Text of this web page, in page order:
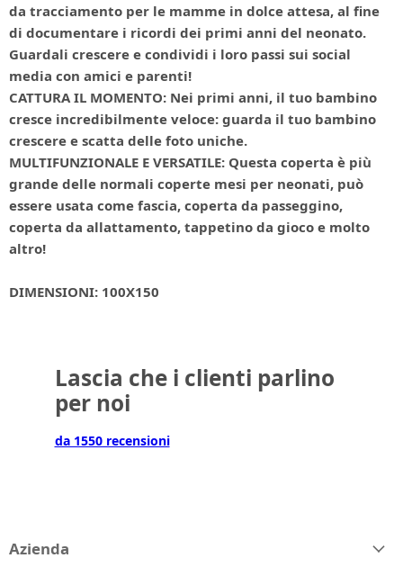
da tracciamento per le mamme in dolce attesa, al fine
di documentare i ricordi dei primi anni del neonato.
Guardali crescere e condividi i loro passi sui social
media con amici e parenti!
CATTURA IL MOMENTO: Nei primi anni, il tuo bambino
cresce incredibilmente veloce: guarda il tuo bambino
crescere e scatta delle foto uniche.
MULTIFUNZIONALE E VERSATILE: Questa coperta è più
grande delle normali coperte mesi per neonati, può
essere usata come fascia, coperta da passeggino,
coperta da allattamento, tappetino da gioco e molto
altro!
DIMENSIONI: 100X150
Lascia che i clienti parlino
per noi
da 1550 recensioni
Azienda